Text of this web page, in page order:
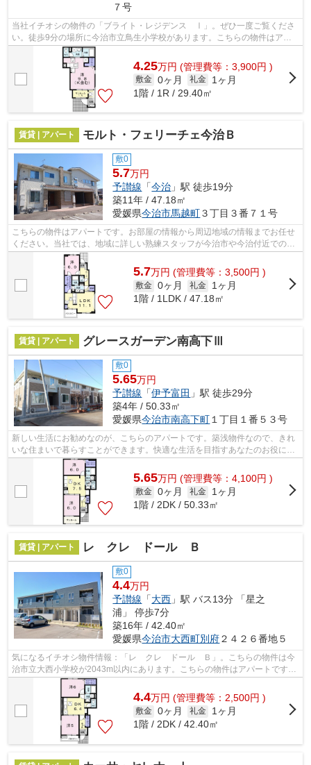
７号
当社イチオシの物件の「ブライト・レジデンス Ⅰ」。ぜひ一度ご覧くださ
い。徒歩9分の場所に今治市立鳥生小学校があります。こちらの物件はアパ
ートです。賃貸物件のことなら、当社に...
4.25万円 (管理費等：3,900円 )
敷金 0ヶ月 礼金
1ヶ月
1階 / 1R / 29.40㎡
賃貸 | アパート モルト・フェリーチェ今治Ｂ
敷0
5.7万円
予讃線 「今治 」駅 徒歩19分
築11年 / 47.18㎡
愛媛県今治市馬越町３丁目３番７１号
こちらの物件はアパートです。お部屋の情報から周辺地域の情報までお任せ
ください。当社では、地域に詳しい熟練スタッフが今治市や今治付近でのお
部屋探しをサポート致します。
5.7万円 (管理費等：3,500円 )
敷金 0ヶ月 礼金
1ヶ月
1階 / 1LDK / 47.18㎡
賃貸 | アパート グレースガーデン南高下Ⅲ
敷0
5.65万円
予讃線 「伊予富田 」駅 徒歩29分
築4年 / 50.33㎡
愛媛県今治市南高下町 １丁目１番５３号
新しい生活にお勧めなのが、こちらのアパートです。築浅物件なので、きれ
いな住まいで暮らすことができます。快適な生活を目指すあなたのお役に立
てるように。種類をたくさんご用意し...
5.65万円 (管理費等：4,100円 )
敷金 0ヶ月 礼金
1ヶ月
1階 / 2DK / 50.33㎡
賃貸 | アパート レ クレ ドール Ｂ
敷0
4.4万円
予讃線 「大西 」駅 バス13分 「星之
浦」 停歩7分
築16年 / 42.40㎡
愛媛県今治市大西町別府２４２６番地５
気になるイチオシ物件情報：「レ クレ ドール Ｂ」。こちらの物件は今
治市立大西小学校が2043m以内にあります。こちらの物件はアパートです。
お求めのエリアの中からお探しの物件が...
4.4万円 (管理費等：2,500円 )
敷金 0ヶ月 礼金
1ヶ月
1階 / 2DK / 42.40㎡